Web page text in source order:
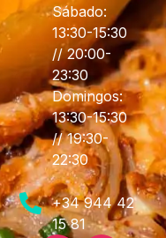
Sábado:
13:30-15:30
// 20:00-
23:30
Domingos:
13:30-15:30
// 19:30-
22:30
+34 944 42
15 81